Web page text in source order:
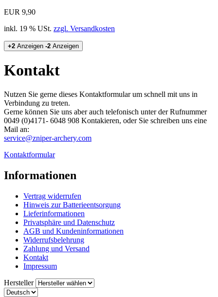
EUR 9,90
inkl. 19 % USt. zzgl. Versandkosten
+2 Anzeigen -2 Anzeigen
Kontakt
Nutzen Sie gerne dieses Kontaktformular um schnell mit uns in
Verbindung zu treten.
Gerne können Sie uns aber auch telefonisch unter der Rufnummer
0049 (0)4171- 6048 908​ Kontakieren, oder Sie schreiben uns eine
Mail an:
service@zniper-archery.com
Kontaktformular
Informationen
Vertrag widerrufen
Hinweis zur Batterieentsorgung
Lieferinformationen
Privatsphäre und Datenschutz
AGB und Kundeninformationen
Widerrufsbelehrung
Zahlung und Versand
Kontakt
Impressum
Hersteller